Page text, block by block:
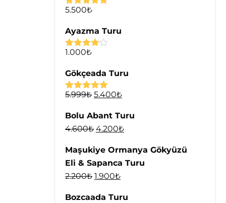
5 üzerinden
5.500₺
Ayazma Turu
5
4.00oy
aldı
1.000₺
Gökçeada Turu
5 üzerinden
5.999₺ 5.400₺
Bolu Abant Turu
4.600₺ 4.200₺
Maşukiye Ormanya Gökyüzü
Eli & Sapanca Turu
2.200₺ 1.900₺
Bozcaada Turu